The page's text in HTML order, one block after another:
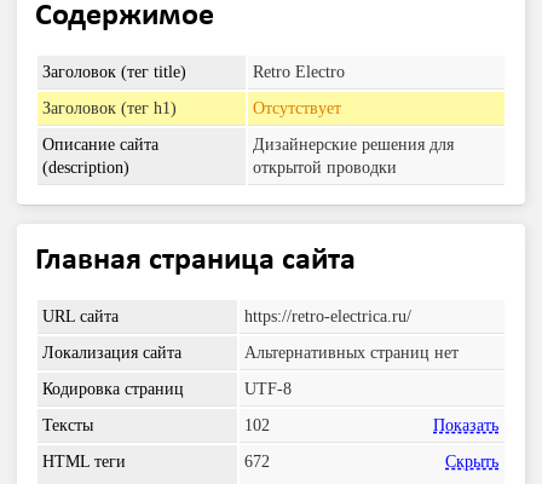
Содержимое
Заголовок (тег title)
Retro Electro
Заголовок (тег h1)
Отсутствует
Описание сайта
(description)
Дизайнерские решения для
открытой проводки
Главная страница сайта
URL сайта
https://retro-electrica.ru/
Локализация сайта
Альтернативных страниц нет
Кодировка страниц
UTF-8
Тексты
102
Показать
HTML теги
672 Скрыть